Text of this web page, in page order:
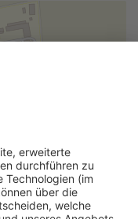
©OpenStreetMap